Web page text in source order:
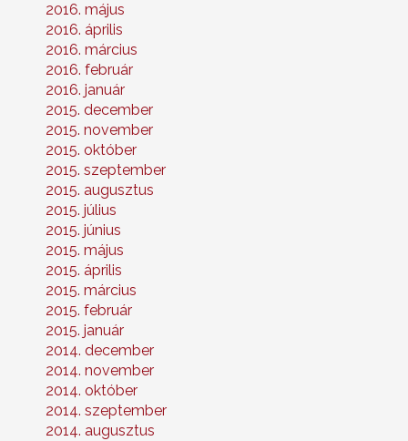
2016. május
2016. április
2016. március
2016. február
2016. január
2015. december
2015. november
2015. október
2015. szeptember
2015. augusztus
2015. július
2015. június
2015. május
2015. április
2015. március
2015. február
2015. január
2014. december
2014. november
2014. október
2014. szeptember
2014. augusztus